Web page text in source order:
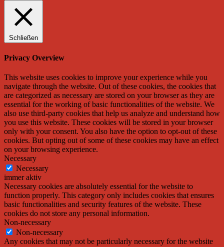
Schließen
Privacy Overview
This website uses cookies to improve your experience while you
navigate through the website. Out of these cookies, the cookies that
are categorized as necessary are stored on your browser as they are
essential for the working of basic functionalities of the website. We
also use third-party cookies that help us analyze and understand how
you use this website. These cookies will be stored in your browser
only with your consent. You also have the option to opt-out of these
cookies. But opting out of some of these cookies may have an effect
on your browsing experience.
Necessary
Necessary
immer aktiv
Necessary cookies are absolutely essential for the website to
function properly. This category only includes cookies that ensures
basic functionalities and security features of the website. These
cookies do not store any personal information.
Non-necessary
Non-necessary
Any cookies that may not be particularly necessary for the website